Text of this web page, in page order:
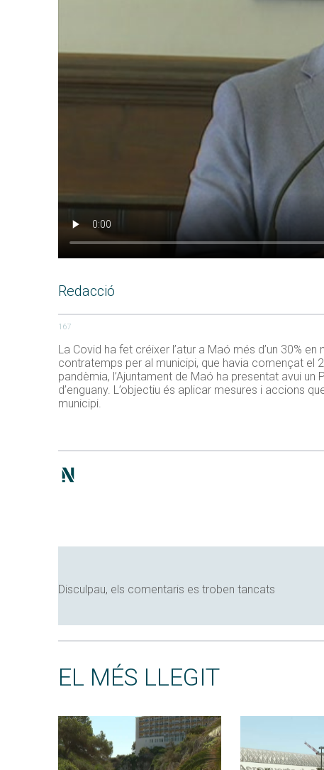
Redacció
167
La Covid ha fet créixer l’atur a Maó més d’un 30%
contratemps per al municipi, que havia començat el
pandèmia, l’Ajuntament de Maó ha presentat avui
d’enguany. L’objectiu és aplicar mesures i accions
municipi.
Disculpau, els comentaris es troben tancats
EL MÉS LLEGIT